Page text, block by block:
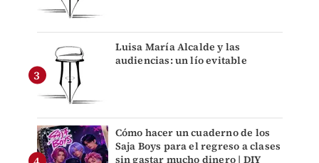
Luisa María Alcalde y las
audiencias: un lío evitable
Cómo hacer un cuaderno de los
Saja Boys para el regreso a clases
sin gastar mucho dinero | DIY